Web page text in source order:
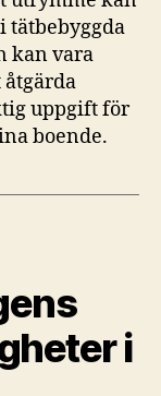
tätbebyggda
kan vara
uppgift för
boende.
i